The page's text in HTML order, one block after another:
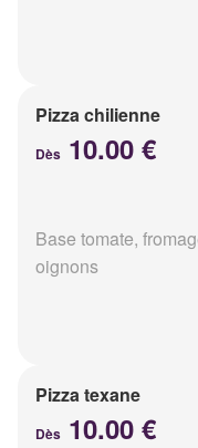
Pizza chilienne
Dès 10.00 €
Base tomate,
oignons
Pizza texane
Dès 10.00 €